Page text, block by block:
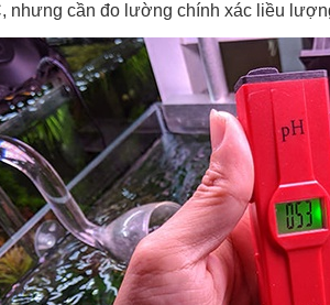
nhưng cần đo lường chính xác liều